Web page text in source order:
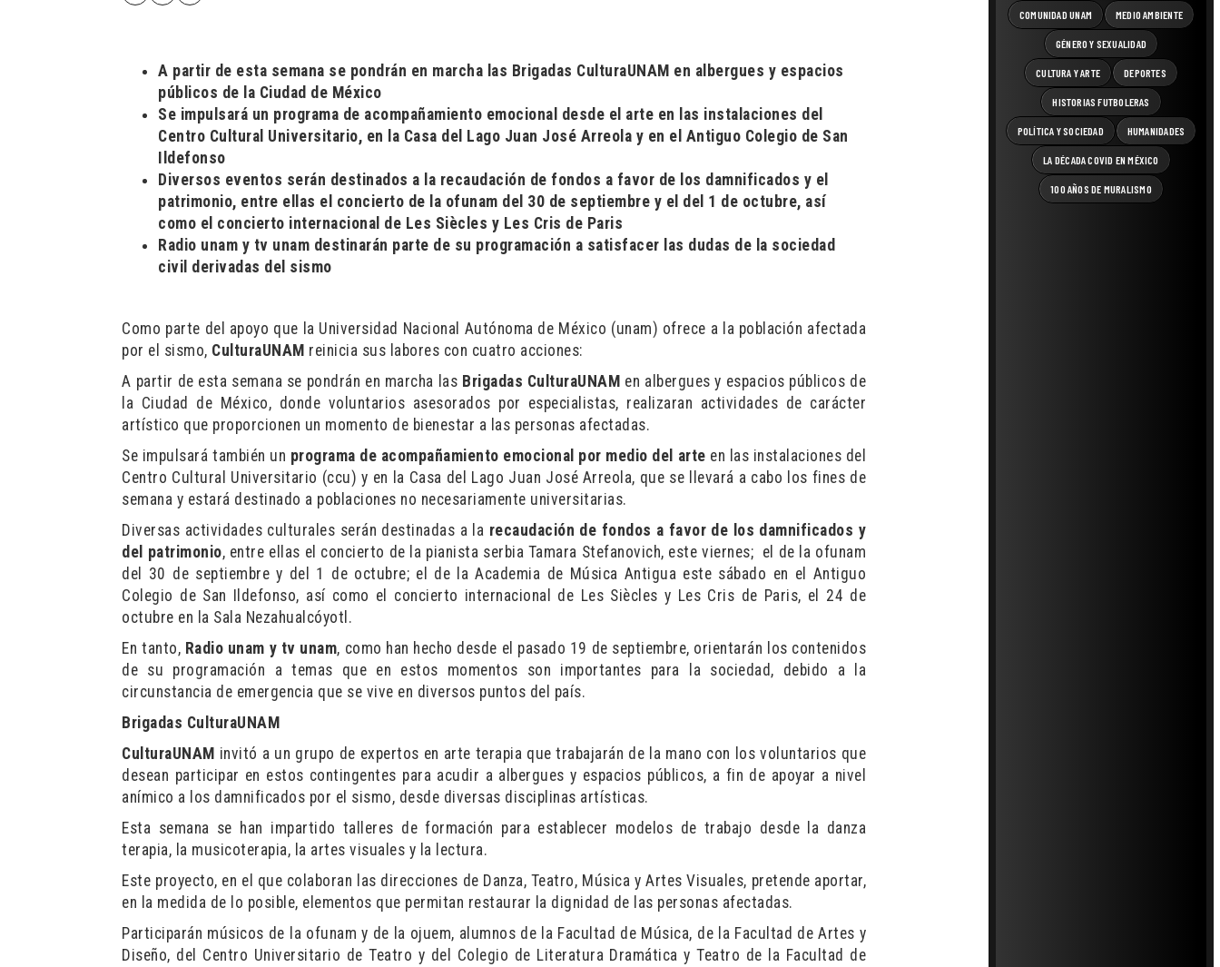
COMUNIDAD UNAM MEDIO AMBIENTE
GÉNERO Y SEXUALIDAD
CULTURA Y ARTE DEPORTES
HISTORIAS FUTBOLERAS
POLÍTICA Y SOCIEDAD HUMANIDADES
LA DÉCADA COVID EN MÉXICO
100 AÑOS DE MURALISMO
A partir de esta semana se pondrán en marcha las Brigadas CulturaUNAM en albergues y espacios
públicos de la Ciudad de México
Se impulsará un programa de acompañamiento emocional desde el arte en las instalaciones del
Centro Cultural Universitario, en la Casa del Lago Juan José Arreola y en el Antiguo Colegio de San
Ildefonso
Diversos eventos serán destinados a la recaudación de fondos a favor de los damnificados y el
patrimonio, entre ellas el concierto de la ofunam del 30 de septiembre y el del 1 de octubre, así
como el concierto internacional de Les Siècles y Les Cris de Paris
Radio unam y tv unam destinarán parte de su programación a satisfacer las dudas de la sociedad
civil derivadas del sismo
Como parte del apoyo que la Universidad Nacional Autónoma de México (unam) ofrece a la población afectada
por el sismo, CulturaUNAM reinicia sus labores con cuatro acciones:
A partir de esta semana se pondrán en marcha las Brigadas CulturaUNAM en albergues y espacios públicos de
la Ciudad de México, donde voluntarios asesorados por especialistas, realizaran actividades de carácter
artístico que proporcionen un momento de bienestar a las personas afectadas.
Se impulsará también un programa de acompañamiento emocional por medio del arte en las instalaciones del
Centro Cultural Universitario (ccu) y en la Casa del Lago Juan José Arreola, que se llevará a cabo los fines de
semana y estará destinado a poblaciones no necesariamente universitarias.
Diversas actividades culturales serán destinadas a la recaudación de fondos a favor de los damnificados y
del patrimonio, entre ellas el concierto de la pianista serbia Tamara Stefanovich, este viernes; el de la ofunam
del 30 de septiembre y del 1 de octubre; el de la Academia de Música Antigua este sábado en el Antiguo
Colegio de San Ildefonso, así como el concierto internacional de Les Siècles y Les Cris de Paris, el 24 de
octubre en la Sala Nezahualcóyotl.
En tanto, Radio unam y tv unam, como han hecho desde el pasado 19 de septiembre, orientarán los contenidos
de su programación a temas que en estos momentos son importantes para la sociedad, debido a la
circunstancia de emergencia que se vive en diversos puntos del país.
Brigadas CulturaUNAM
CulturaUNAM invitó a un grupo de expertos en arte terapia que trabajarán de la mano con los voluntarios que
desean participar en estos contingentes para acudir a albergues y espacios públicos, a fin de apoyar a nivel
anímico a los damnificados por el sismo, desde diversas disciplinas artísticas.
Esta semana se han impartido talleres de formación para establecer modelos de trabajo desde la danza
terapia, la musicoterapia, la artes visuales y la lectura.
Este proyecto, en el que colaboran las direcciones de Danza, Teatro, Música y Artes Visuales, pretende aportar,
en la medida de lo posible, elementos que permitan restaurar la dignidad de las personas afectadas.
Participarán músicos de la ofunam y de la ojuem, alumnos de la Facultad de Música, de la Facultad de Artes y
Diseño, del Centro Universitario de Teatro y del Colegio de Literatura Dramática y Teatro de la Facultad de